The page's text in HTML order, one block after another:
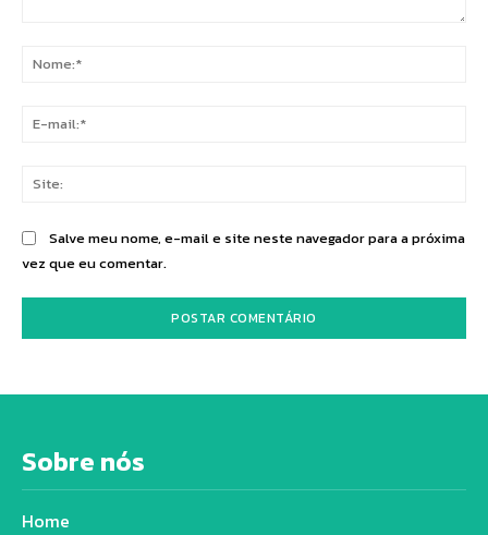
Salve meu nome, e-mail e site neste navegador para a próxima
vez que eu comentar.
Sobre nós
Home